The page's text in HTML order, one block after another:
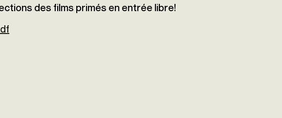
des films primés en entrée libre!